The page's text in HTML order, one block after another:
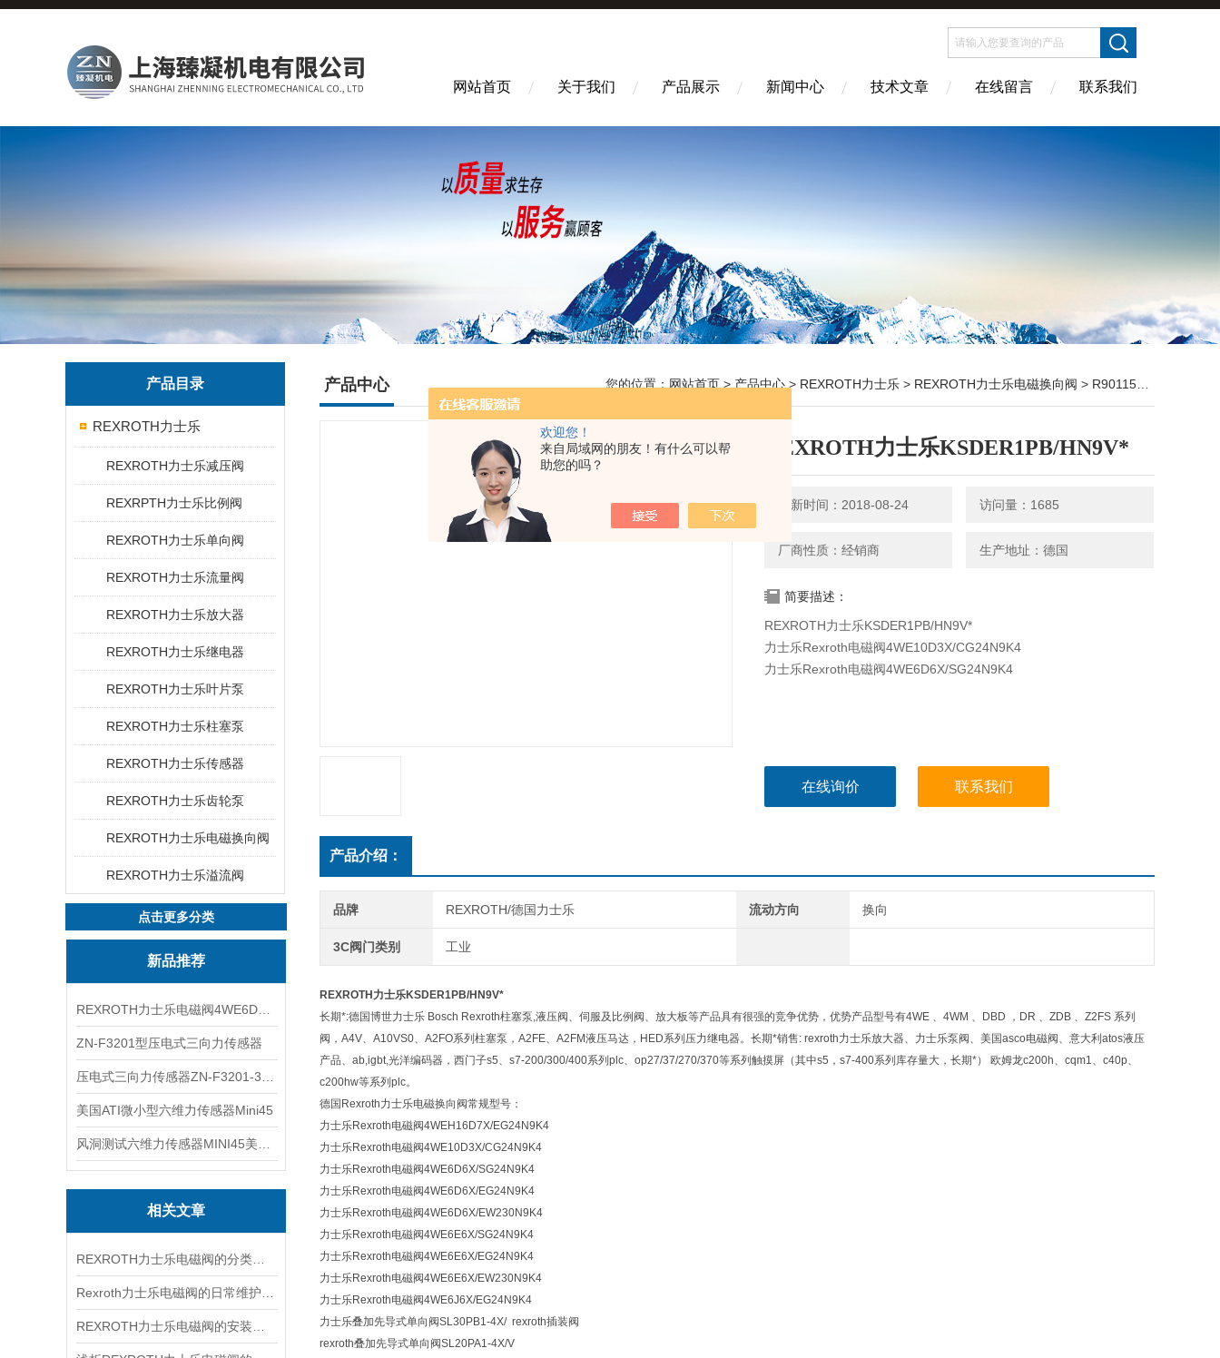
欢迎您！
来自局域网的朋友！有什么可以帮
助您的吗？
网站首页 关于我们 产品展示 新闻中心 技术文章 在线留言 联系我们
产品目录
REXROTH力士乐
REXROTH力士乐减压阀
REXRPTH力士乐比例阀
REXROTH力士乐单向阀
REXROTH力士乐流量阀
REXROTH力士乐放大器
REXROTH力士乐继电器
REXROTH力士乐叶片泵
REXROTH力士乐柱塞泵
REXROTH力士乐传感器
REXROTH力士乐齿轮泵
REXROTH力士乐电磁换向阀
REXROTH力士乐溢流阀
点击更多分类
新品推荐
ZN-F3201型压电式三向力传感器
美国ATI微小型六维力传感器Mini45
相关文章
产品中心 您的位置： 网站首页 > 产品中心 > REXROTH力士乐 > REXROTH力士乐电磁换向阀 > R901151294REXROTH力士乐KSDER1PB/HN9V*
REXROTH力士乐KSDER1PB/HN9V*
更新时间：2018-08-24 访问量：1685
厂商性质：经销商 生产地址：德国
简要描述：
REXROTH力士乐KSDER1PB/HN9V*
力士乐Rexroth电磁阀4WE10D3X/CG24N9K4
力士乐Rexroth电磁阀4WE6D6X/SG24N9K4
在线询价 联系我们
产品介绍：
品牌 REXROTH/德国力士乐 流动方向 换向
3C阀门类别 工业
REXROTH力士乐KSDER1PB/HN9V*
长期*:德国博世力士乐 Bosch Rexroth柱塞泵,液压阀、伺服及比例阀、放大板等产品具有很强的竞争优势，优势产品型号有4WE 、4WM 、DBD ，DR 、ZDB 、Z2FS 系列
阀，A4V、A10VS0、A2FO系列柱塞泵，A2FE、A2FM液压马达，HED系列压力继电器。长期*销售: rexroth力士乐放大器、力士乐泵阀、美国asco电磁阀、意大利atos液压
产品、ab,igbt,光洋编码器，西门子s5、s7-200/300/400系列plc、op27/37/270/370等系列触摸屏（其中s5，s7-400系列库存量大，长期*） 欧姆龙c200h、cqm1、c40p、
c200hw等系列plc。
德国Rexroth力士乐电磁换向阀常规型号：
力士乐Rexroth电磁阀4WEH16D7X/EG24N9K4
力士乐Rexroth电磁阀4WE10D3X/CG24N9K4
力士乐Rexroth电磁阀4WE6D6X/SG24N9K4
力士乐Rexroth电磁阀4WE6D6X/EG24N9K4
力士乐Rexroth电磁阀4WE6D6X/EW230N9K4
力士乐Rexroth电磁阀4WE6E6X/SG24N9K4
力士乐Rexroth电磁阀4WE6E6X/EG24N9K4
力士乐Rexroth电磁阀4WE6E6X/EW230N9K4
力士乐Rexroth电磁阀4WE6J6X/EG24N9K4
力士乐叠加先导式单向阀SL30PB1-4X/ rexroth插装阀
rexroth叠加先导式单向阀SL20PA1-4X/V